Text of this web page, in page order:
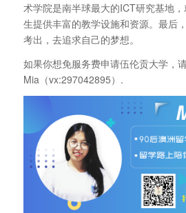
术学院是南半球最大的ICT研究基地
生提供丰富的教学设施和资源。最后
考出，去追求自己的梦想。
如果你想免服务费申请伍伦贡大学，
Mia（vx:297042895）.